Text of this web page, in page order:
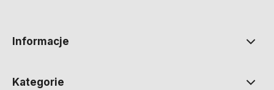
Informacje
Kategorie